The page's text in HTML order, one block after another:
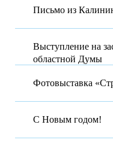
Письмо из
Выступление на
областной Думы
Фотовыставка
С Новым годом!